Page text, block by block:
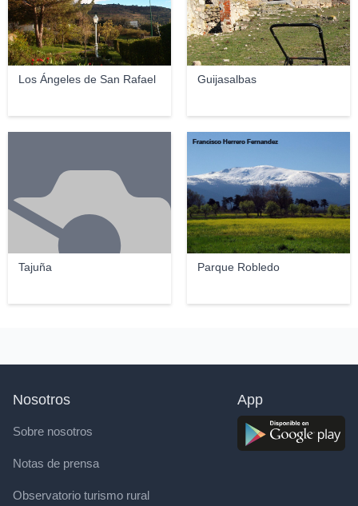
Los Ángeles de San Rafael Guijasalbas
Tajuña Parque Robledo
Francisco Herrero Fernandez
Nosotros
Sobre nosotros
Notas de prensa
Observatorio turismo rural
App